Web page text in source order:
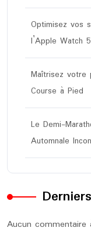
Optimisez vos
l’Apple Watch 5
Maîtrisez votre
Course à Pied
Le Demi-
Automnale
Aucun commentaire